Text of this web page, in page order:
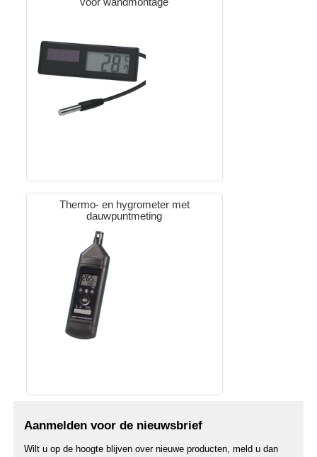
Thermo- en hygrometer met
dauwpuntmeting
Aanmelden voor de nieuwsbrief
Wilt u op de hoogte blijven over nieuwe producten, meld u dan